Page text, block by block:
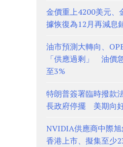
金價重上4200美元
據恢復為12月再減息
油市預測大轉向、
「供應過剩」 油價
至3%
特朗普簽署臨時撥
長政府停擺 美期向
NVIDIA供應商中際
香港上市、擬集至